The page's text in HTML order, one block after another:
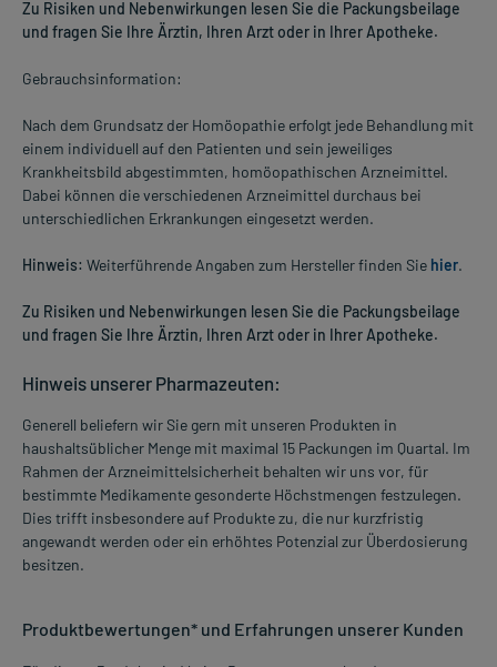
Zu Risiken und Nebenwirkungen lesen Sie die Packungsbeilage
und fragen Sie Ihre Ärztin, Ihren Arzt oder in Ihrer Apotheke.
Gebrauchsinformation:
Nach dem Grundsatz der Homöopathie erfolgt jede Behandlung mit
einem individuell auf den Patienten und sein jeweiliges
Krankheitsbild abgestimmten, homöopathischen Arzneimittel.
Dabei können die verschiedenen Arzneimittel durchaus bei
unterschiedlichen Erkrankungen eingesetzt werden.
Hinweis: Weiterführende Angaben zum Hersteller finden Sie hier.
Zu Risiken und Nebenwirkungen lesen Sie die Packungsbeilage
und fragen Sie Ihre Ärztin, Ihren Arzt oder in Ihrer Apotheke.
Hinweis unserer Pharmazeuten:
Generell beliefern wir Sie gern mit unseren Produkten in
haushaltsüblicher Menge mit maximal 15 Packungen im Quartal. Im
Rahmen der Arzneimittelsicherheit behalten wir uns vor, für
bestimmte Medikamente gesonderte Höchstmengen festzulegen.
Dies trifft insbesondere auf Produkte zu, die nur kurzfristig
angewandt werden oder ein erhöhtes Potenzial zur Überdosierung
besitzen.
Produktbewertungen* und Erfahrungen unserer Kunden